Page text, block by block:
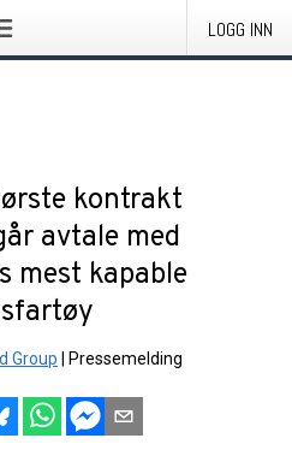
LOGG INN
kontrakt
avtale med
mest kapable
Group Pressemelding